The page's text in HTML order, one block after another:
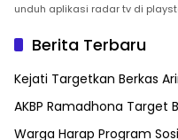
unduh aplikasi radar tv di
Berita Terbaru
Kejati Targetkan Berkas
AKBP Ramadhona Target
Warga Harap Program